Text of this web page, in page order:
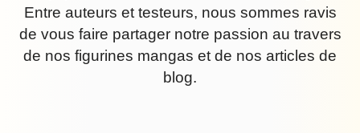
Entre auteurs et testeurs, nous sommes ravis
de vous faire partager notre passion au travers
de nos figurines mangas et de nos articles de
blog.